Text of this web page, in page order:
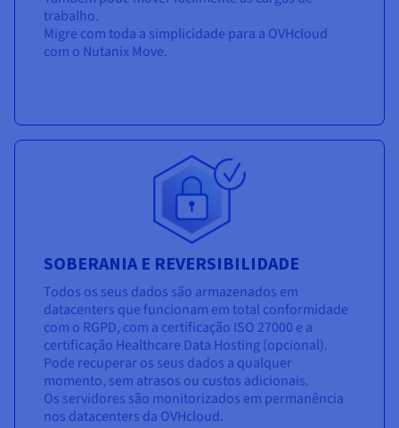
trabalho.
Migre com toda a simplicidade para a OVHcloud
com o Nutanix Move.
SOBERANIA E REVERSIBILIDADE
Todos os seus dados são armazenados em
datacenters que funcionam em total conformidade
com o RGPD, com a certificação ISO 27000 e a
certificação Healthcare Data Hosting (opcional).
Pode recuperar os seus dados a qualquer
momento, sem atrasos ou custos adicionais.
Os servidores são monitorizados em permanência
nos datacenters da OVHcloud.